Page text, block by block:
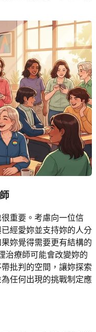
重要。考慮向一位信
經愛妳並支持妳的人分
妳覺得需要更有結構的
治療師可能會改變妳的
批判的空間，讓妳探索
任何出現的挑戰制定應